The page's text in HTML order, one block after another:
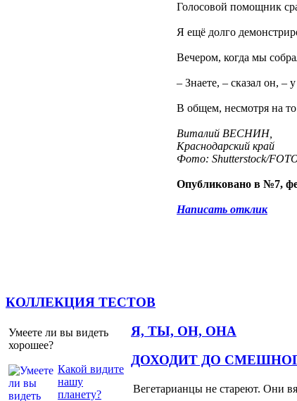
Голосовой помощник
Я ещё долго
Вечером, когда мы
– Знаете, – сказал он, –
В общем, несмотря на то
Виталий ВЕСНИН,
Краснодарский край
Фото: Shutterstock/
Опубликовано в №7,
Написать отклик
КОЛЛЕКЦИЯ ТЕСТОВ
Умеете ли вы видеть
хорошее?
Какой видите
нашу
планету?
Я, ТЫ, ОН, ОНА
ДОХОДИТ ДО
Вегетарианцы не стареют. Они